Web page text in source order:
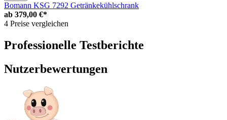
Bomann KSG 7292 Getränkekühlschrank
ab 379,00 €*
4 Preise vergleichen
Professionelle Testberichte
Nutzerbewertungen